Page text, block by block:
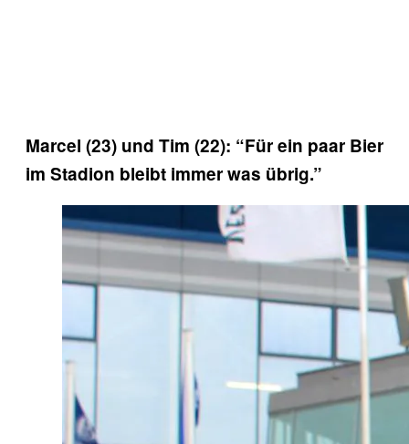
Marcel (23) und Tim (22): “Für ein paar Bier
im Stadion bleibt immer was übrig.”